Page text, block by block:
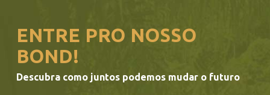
ENTRE PRO NOSSO
BOND!
Descubra como juntos podemos mudar o futuro